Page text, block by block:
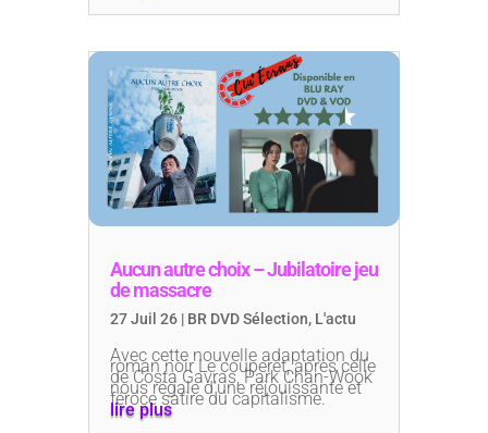
Aucun autre choix – Jubilatoire jeu
de massacre
27 Juil 26| BR DVD Sélection, L'actu
Avec cette nouvelle adaptation du
roman noir Le couperet, après celle
de Costa Gavras, Park Chan-Wook
nous régale d’une réjouissante et
féroce satire du capitalisme.
lire plus